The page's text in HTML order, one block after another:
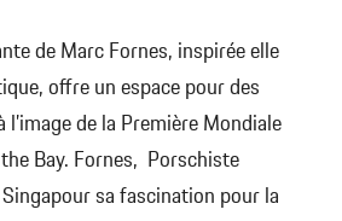
de Marc Fornes, inspirée elle
offre un espace pour des
de la Première Mondiale
Bay. Fornes, Porschiste
sa fascination pour la